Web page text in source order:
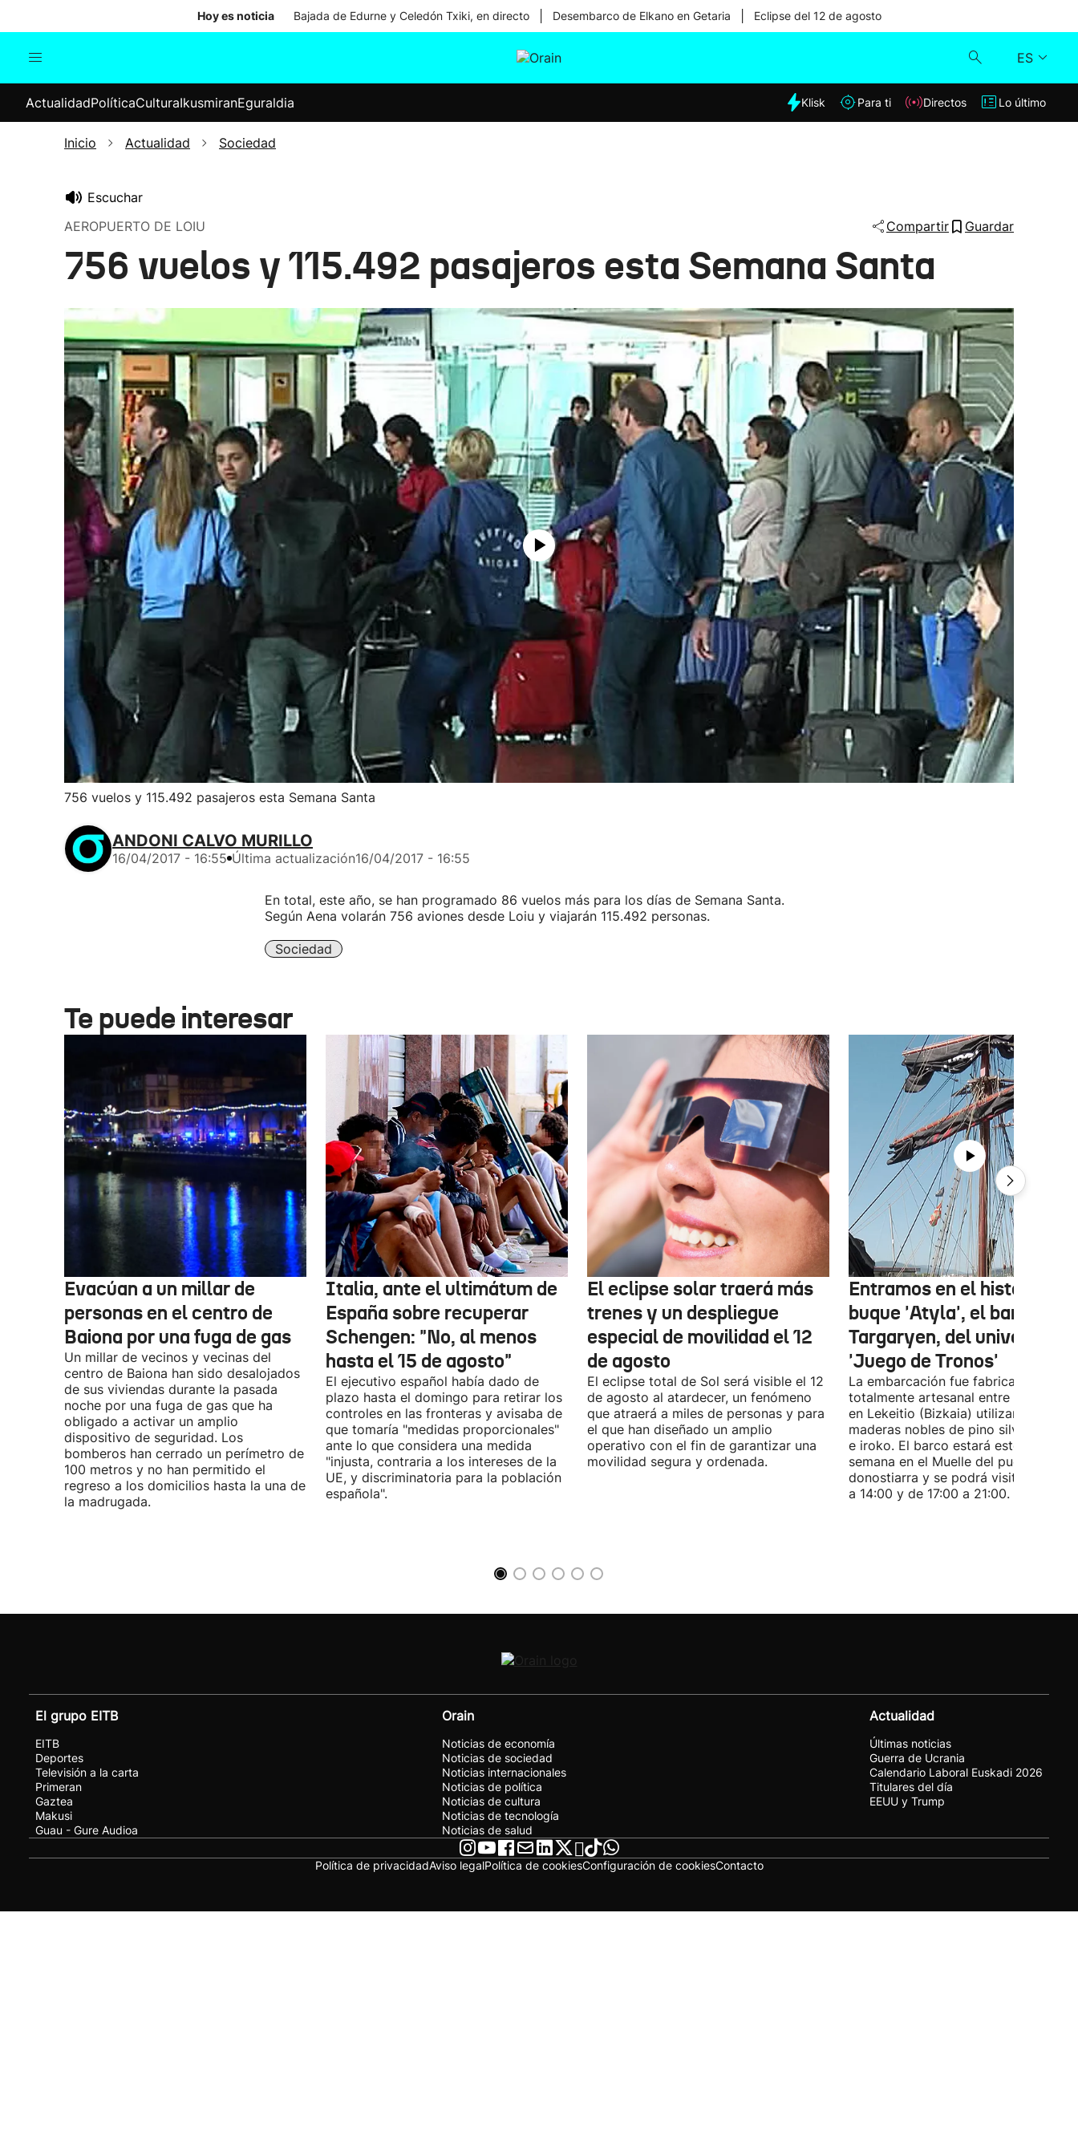
Hoy es noticia Bajada de Edurne y Celedón Txiki, en directo Desembarco de Elkano en Getaria Eclipse del 12 de agosto
ES
Internacional
Elecciones
Klisk
ActualidadPolíticaCulturaIkusmiranEguraldia Klisk Para ti Directos Lo último
Inicio Actualidad Sociedad
Escuchar
AEROPUERTO DE LOIU
Compartir Guardar
756 vuelos y 115.492 pasajeros esta Semana Santa
756 vuelos y 115.492 pasajeros esta Semana Santa
ANDONI CALVO MURILLO
16/04/2017 - 16:55 Última actualización16/04/2017 - 16:55
En total, este año, se han programado 86 vuelos más para los días de Semana Santa.
Según Aena volarán 756 aviones desde Loiu y viajarán 115.492 personas.
Sociedad
Te puede interesar
Evacúan a un millar de
personas en el centro de
Baiona por una fuga de gas
Un millar de vecinos y vecinas del
centro de Baiona han sido desalojados
de sus viviendas durante la pasada
noche por una fuga de gas que ha
obligado a activar un amplio
dispositivo de seguridad. Los
bomberos han cerrado un perímetro de
100 metros y no han permitido el
regreso a los domicilios hasta la una de
la madrugada.
Italia, ante el ultimátum de
España sobre recuperar
Schengen: "No, al menos
hasta el 15 de agosto"
El ejecutivo español había dado de
plazo hasta el domingo para retirar los
controles en las fronteras y avisaba de
que tomaría "medidas proporcionales"
ante lo que considera una medida
"injusta, contraria a los intereses de la
UE, y discriminatoria para la población
española".
El eclipse solar traerá más
trenes y un despliegue
especial de movilidad el 12
de agosto
El eclipse total de Sol será visible el 12
de agosto al atardecer, un fenómeno
que atraerá a miles de personas y para
el que han diseñado un amplio
operativo con el fin de garantizar una
movilidad segura y ordenada.
Entramos en el histórico
buque 'Atyla', el barco
Targaryen, del universo de
'Juego de Tronos'
La embarcación fue fabricada de
totalmente artesanal entre 1980 y
en Lekeitio (Bizkaia) utilizando
maderas nobles de pino silvestre,
e iroko. El barco estará este fin de
semana en el Muelle del puerto
donostiarra y se podrá visitar de
a 14:00 y de 17:00 a 21:00.
El grupo EITB
EITB
Deportes
Televisión a la carta
Primeran
Gaztea
Makusi
Guau - Gure Audioa
Orain
Noticias de economía
Noticias de sociedad
Noticias internacionales
Noticias de política
Noticias de cultura
Noticias de tecnología
Noticias de salud
Actualidad
Últimas noticias
Guerra de Ucrania
Calendario Laboral Euskadi 2026
Titulares del día
EEUU y Trump
Política de privacidadAviso legalPolítica de cookiesConfiguración de cookiesContacto